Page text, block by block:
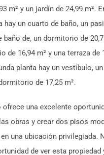
m² y un jardín de 24,99 m².
hay un cuarto de baño, un
de, un dormitorio de
de 16,94 m² y una terraza de
planta hay un vestíbulo, un
de 17,25 m².
ofrece una excelente
obras y crear dos pisos
una ubicación privilegiada.
de ver esta propiedad